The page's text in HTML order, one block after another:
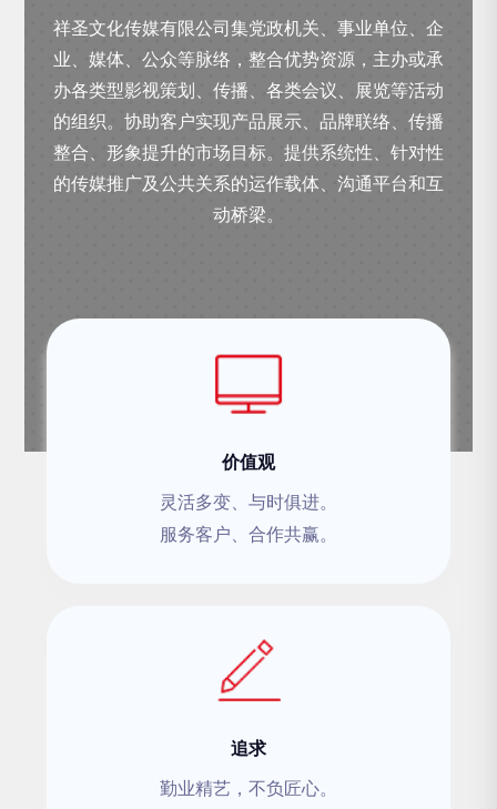
祥圣文化传媒有限公司集党政机关、事业单位、企
业、媒体、公众等脉络，整合优势资源，主办或承
办各类型影视策划、传播、各类会议、展览等活动
的组织。协助客户实现产品展示、品牌联络、传播
整合、形象提升的市场目标。提供系统性、针对性
的传媒推广及公共关系的运作载体、沟通平台和互
动桥梁。
价值观
灵活多变、与时俱进。
服务客户、合作共赢。
追求
勤业精艺，不负匠心。